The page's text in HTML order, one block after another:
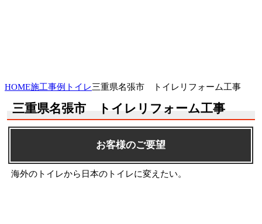
HOME施工事例 トイレ三重県名張市 トイレリフォーム工事
三重県名張市 トイレリフォーム工事
お客様のご要望
海外のトイレから日本のトイレに変えたい。